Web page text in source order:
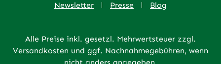
Newsletter
Presse Blog
Alle Preise inkl. gesetzl. Mehrwertsteuer zzgl.
Versandkosten und ggf. Nachnahmegebühren, wenn